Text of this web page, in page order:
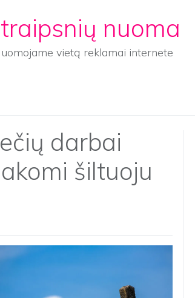
nuoma
vietą reklamai internete
darbai
šiltuoju